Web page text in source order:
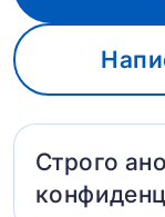
Строго